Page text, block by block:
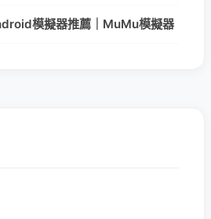
模擬器推薦｜MuMu模擬器